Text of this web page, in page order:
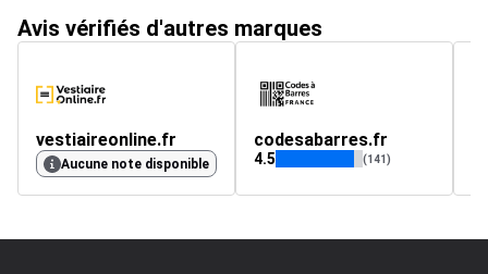
Avis vérifiés d'autres marques
vestiaireonline.fr
Aucune note disponible
codesabarres.fr
4.5 (141)